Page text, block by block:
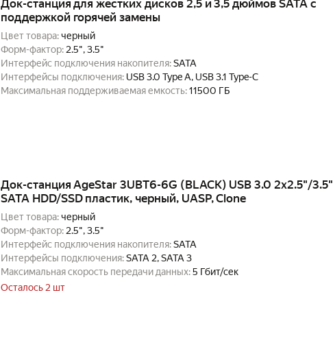
Док-станция для жестких дисков 2,5 и 3,5 дюймов SATA с
поддержкой горячей замены
Цвет товара:черный
Форм-фактор:2.5", 3.5"
Интерфейс подключения накопителя:SATA
Интерфейсы подключения: USB 3.0 Type A, USB 3.1 Type-С
Максимальная поддерживаемая емкость:11500 ГБ
Док-станция AgeStar 3UBT6-6G (BLACK) USB 3.0 2x2.5"/3.5"
SATA HDD/SSD пластик, черный, UASP, Clone
Цвет товара:черный
Форм-фактор: 2.5", 3.5"
Интерфейс подключения накопителя:SATA
Интерфейсы подключения:SATA 2, SATA 3
Максимальная скорость передачи данных:5 Гбит/сек
Осталось 2 шт